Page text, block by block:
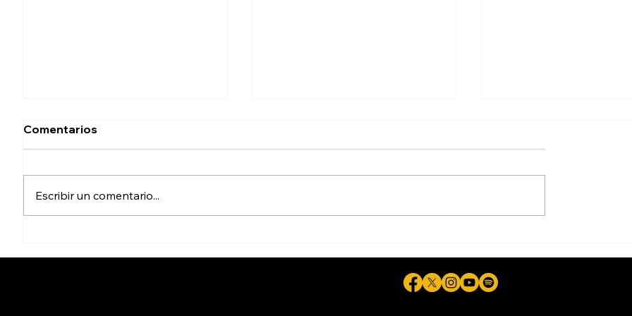
México y Perú reanudan
humanos en relleno
sanitario; pide suspender
actividades para continuar
prevenir ludopatía
Comentarios
Escribir un comentario...